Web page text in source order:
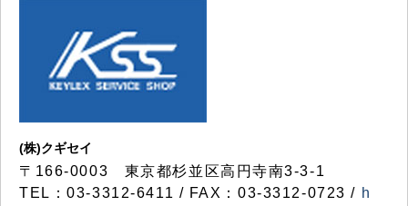
(株)クギセイ
〒166-0003 東京都杉並区高円寺南3-3-1
TEL：03-3312-6411 / FAX：03-3312-0723 / h